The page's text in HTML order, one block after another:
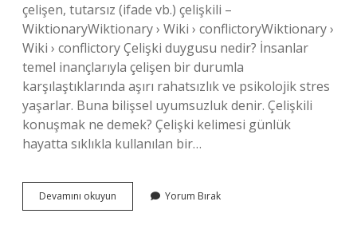
çelişen, tutarsız (ifade vb.) çelişkili –
WiktionaryWiktionary › Wiki › conflictoryWiktionary ›
Wiki › conflictory Çelişki duygusu nedir? İnsanlar
temel inançlarıyla çelişen bir durumla
karşılaştıklarında aşırı rahatsızlık ve psikolojik stres
yaşarlar. Buna bilişsel uyumsuzluk denir. Çelişkili
konuşmak ne demek? Çelişki kelimesi günlük
hayatta sıklıkla kullanılan bir…
Devamını okuyun
Tavır
Yorum Bırak